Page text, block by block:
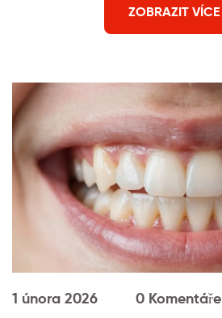
ZOBRAZIT VÍCE
1 února 2026 0 Komentáře